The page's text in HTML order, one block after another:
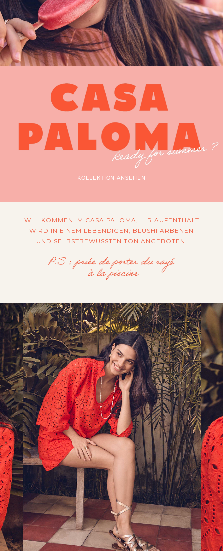
KOLLEKTION ANSEHEN
WILLKOMMEN IM CASA PALOMA, IHR AUFENTHALT
WIRD IN EINEM LEBENDIGEN, BLUSHFARBENEN
UND SELBSTBEWUSSTEN TON ANGEBOTEN.